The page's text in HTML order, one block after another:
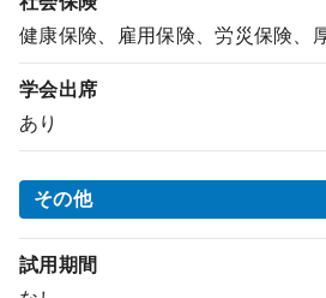
健康保険、雇用保険、労災保険、
学会出席
あり
その他
試用期間